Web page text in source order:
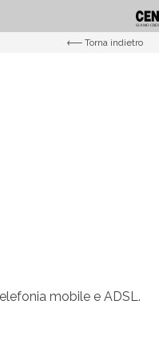
Torna indietro
mobile e ADSL.